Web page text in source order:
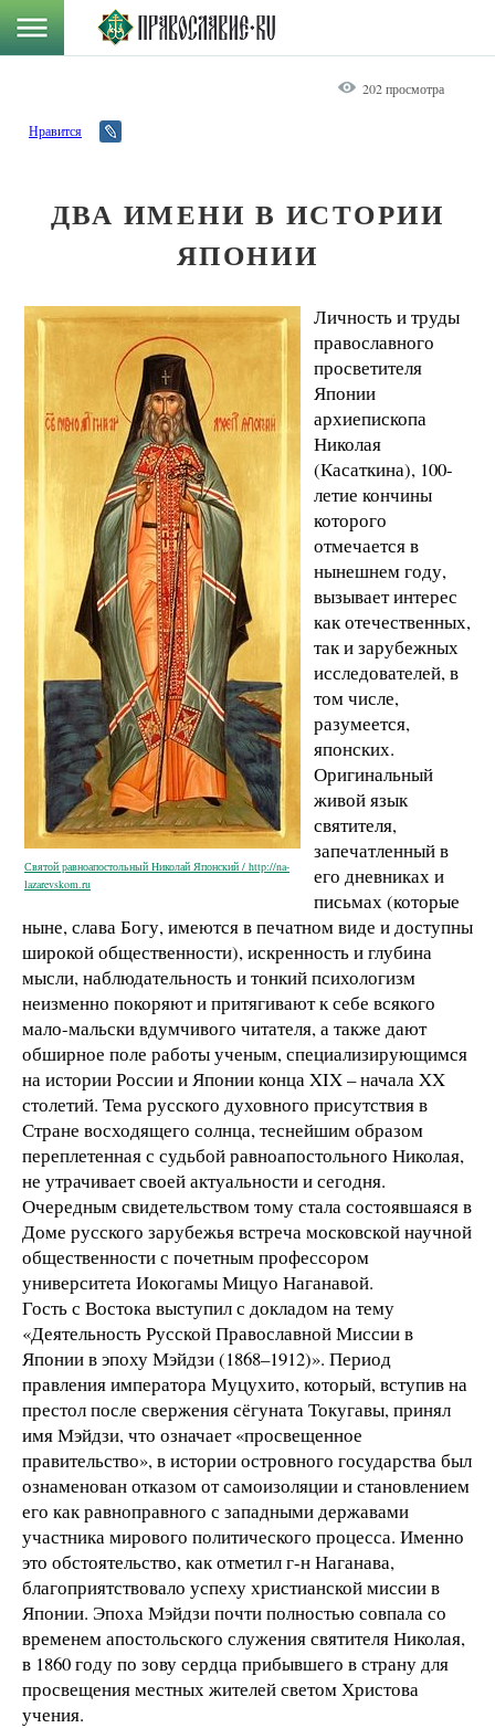
202 просмотра
Нравится
ДВА ИМЕНИ В ИСТОРИИ
ЯПОНИИ
Святой равноапостольный Николай Японский / http://na-
lazarevskom.ru
Личность и труды
православного
просветителя
Японии
архиепископа
Николая
(Касаткина), 100-
летие кончины
которого
отмечается в
нынешнем году,
вызывает интерес
как отечественных,
так и зарубежных
исследователей, в
том числе,
разумеется,
японских.
Оригинальный
живой язык
святителя,
запечатленный в
его дневниках и
письмах (которые
ныне, слава Богу, имеются в печатном виде и доступны
широкой общественности), искренность и глубина
мысли, наблюдательность и тонкий психологизм
неизменно покоряют и притягивают к себе всякого
мало-мальски вдумчивого читателя, а также дают
обширное поле работы ученым, специализирующимся
на истории России и Японии конца XIX – начала XX
столетий. Тема русского духовного присутствия в
Стране восходящего солнца, теснейшим образом
переплетенная с судьбой равноапостольного Николая,
не утрачивает своей актуальности и сегодня.
Очередным свидетельством тому стала состоявшаяся в
Доме русского зарубежья встреча московской научной
общественности с почетным профессором
университета Иокогамы Мицуо Наганавой.
Гость с Востока выступил с докладом на тему
«Деятельность Русской Православной Миссии в
Японии в эпоху Мэйдзи (1868–1912)». Период
правления императора Муцухито, который, вступив на
престол после свержения сёгуната Токугавы, принял
имя Мэйдзи, что означает «просвещенное
правительство», в истории островного государства был
ознаменован отказом от самоизоляции и становлением
его как равноправного с западными державами
участника мирового политического процесса. Именно
это обстоятельство, как отметил г-н Наганава,
благоприятствовало успеху христианской миссии в
Японии. Эпоха Мэйдзи почти полностью совпала со
временем апостольского служения святителя Николая,
в 1860 году по зову сердца прибывшего в страну для
просвещения местных жителей светом Христова
учения.